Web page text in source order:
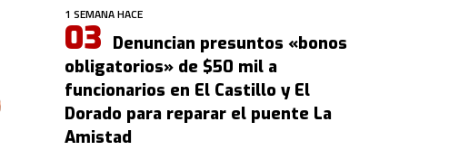
1 SEMANA HACE
Denuncian presuntos «bonos
obligatorios» de $50 mil a
funcionarios en El Castillo y El
Dorado para reparar el puente La
Amistad